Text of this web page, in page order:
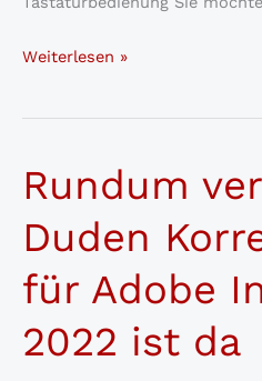
Doppel-
für
Duden
Korrektoren
für
InDesign
Weiterlesen »
Rundum
Duden
für Adobe
2022 ist da